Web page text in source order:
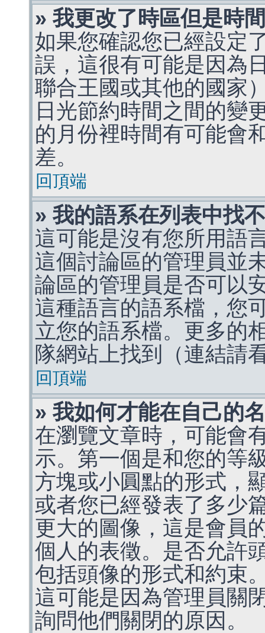
» 我更改了時區但是時
如果您確認您已經設定
誤，這很有可能是因為
聯合王國或其他的國家
日光節約時間之間的變
的月份裡時間有可能會
差。
回頂端
» 我的語系在列表中找
這可能是沒有您所用語
這個討論區的管理員並
論區的管理員是否可以
這種語言的語系檔，您
立您的語系檔。更多的
隊網站上找到（連結請
回頂端
» 我如何才能在自己的
在瀏覽文章時，可能會
示。第一個是和您的等
方塊或小圓點的形式，
或者您已經發表了多少
更大的圖像，這是會員
個人的表徵。是否允許
包括頭像的形式和約束
這可能是因為管理員關
詢問他們關閉的原因。